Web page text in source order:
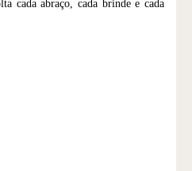
cada abraço, cada brinde e cada